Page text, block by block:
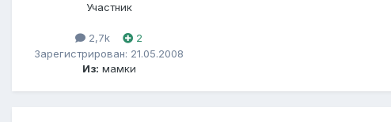
Участник
2,7k
2
Зарегистрирован: 21.05.2008
Из: мамки